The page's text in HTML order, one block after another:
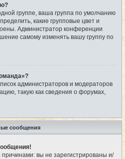
группе, ваша группа по умолчанию
какие групповые цвет и
Администратор конференции
самому изменять вашу группу по
администраторов и модераторов
такую как сведения о форумах,
сообщения
вы не зарегистрированы и/